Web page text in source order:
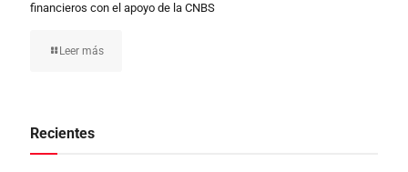
financieros con el apoyo de la CNBS
Leer más
Recientes